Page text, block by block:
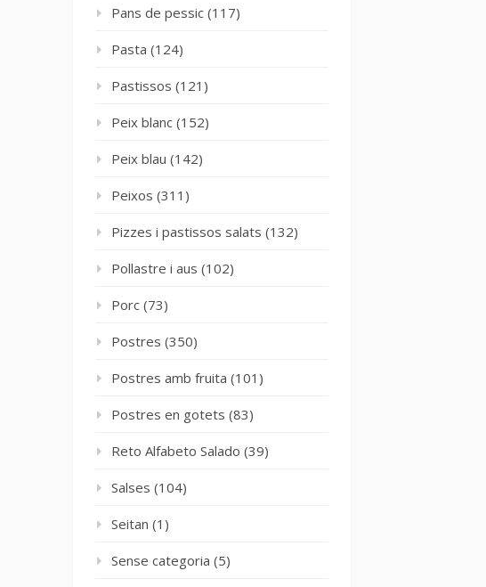
Pans de pessic (117)
Pasta (124)
Pastissos (121)
Peix blanc (152)
Peix blau (142)
Peixos (311)
Pizzes i pastissos salats (132)
Pollastre i aus (102)
Porc (73)
Postres (350)
Postres amb fruita (101)
Postres en gotets (83)
Reto Alfabeto Salado (39)
Salses (104)
Seitan (1)
Sense categoria (5)